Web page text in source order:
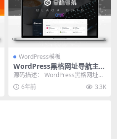
WordPress模板
WordPress黑格网址导航主题
blackgrid
源码描述： WordPress黑格网址导
航主题blackgrid 源码截图： 资...
6年前 3.3K